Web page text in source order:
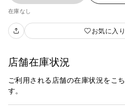
在庫なし
お気に入
店舗在庫状況
ご利用される店舗の在庫状況をこ
す。